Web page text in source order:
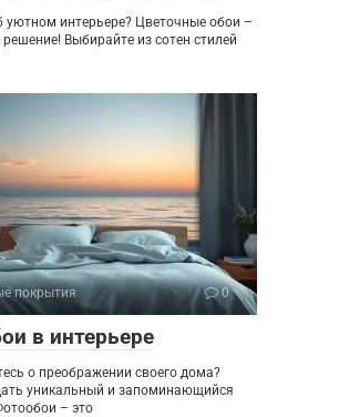
уютном интерьере? Цветочные обои –
решение! Выбирайте из сотен стилей
покрытия 0
в интерьере
о преображении своего дома?
уникальный и запоминающийся
– это